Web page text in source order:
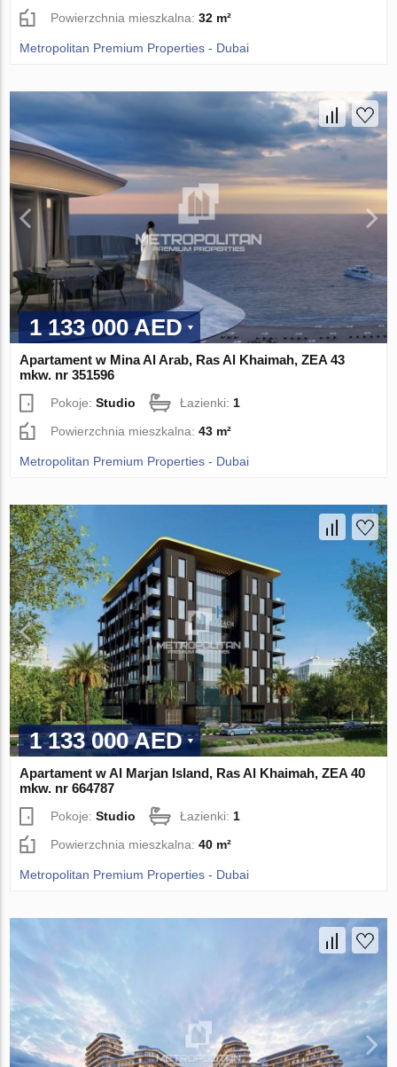
Powierzchnia mieszkalna:32 m²
Metropolitan Premium Properties - Dubai
1 133 000 AED
Apartament w Mina Al Arab, Ras Al Khaimah, ZEA 43
mkw. nr 351596
Pokoje:Studio Łazienki: 1
Powierzchnia mieszkalna:43 m²
Metropolitan Premium Properties - Dubai
1 133 000 AED
Apartament w Al Marjan Island, Ras Al Khaimah, ZEA 40
mkw. nr 664787
Pokoje:Studio Łazienki: 1
Powierzchnia mieszkalna:40 m²
Metropolitan Premium Properties - Dubai